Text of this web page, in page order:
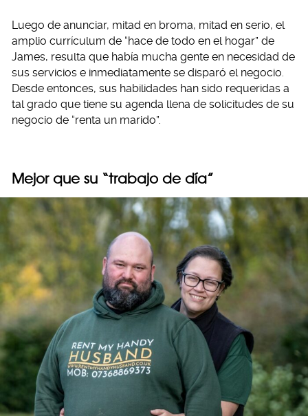
Luego de anunciar, mitad en broma, mitad en serio, el
amplio currículum de “hace de todo en el hogar” de
James, resulta que había mucha gente en necesidad de
sus servicios e inmediatamente se disparó el negocio.
Desde entonces, sus habilidades han sido requeridas a
tal grado que tiene su agenda llena de solicitudes de su
negocio de “renta un marido”.
Mejor que su “trabajo de día”